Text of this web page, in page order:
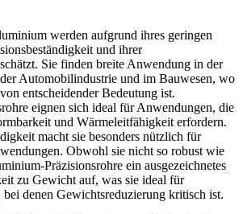
werden aufgrund ihres geringen
und ihrer
Sie finden breite Anwendung in der
Automobilindustrie und im Bauwesen, wo
entscheidender Bedeutung ist.
eignen sich ideal für Anwendungen, die
und Wärmeleitfähigkeit erfordern.
macht sie besonders nützlich für
Obwohl sie nicht so robust wie
Präzisionsrohre ein ausgezeichnetes
zu Gewicht auf, was sie ideal für
denen Gewichtsreduzierung kritisch ist.